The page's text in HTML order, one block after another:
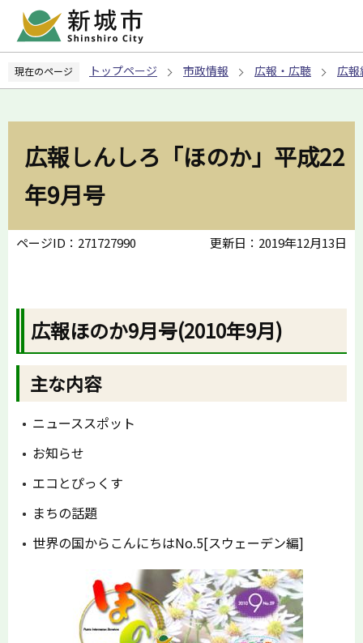
ペ
の
現在のページ トップページ 市政情報 広報・広聴 広報
広報しんしろ「ほのか」平成22
年9月号
ページID：271727990 更新日：2019年12月13日
広報ほのか9月号(2010年9月)
主な内容
ニューススポット
お知らせ
エコとぴっくす
まちの話題
世界の国からこんにちはNo.5[スウェーデン編]